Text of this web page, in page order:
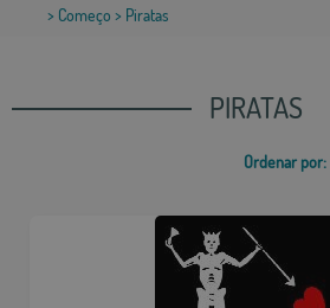
> Começo > Piratas
PIRATAS
Ordenar por: